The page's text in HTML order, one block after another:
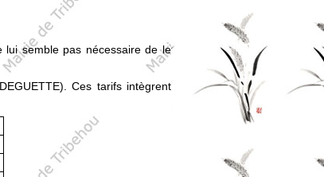
lui semble pas nécessaire de le
Ces tarifs intègrent